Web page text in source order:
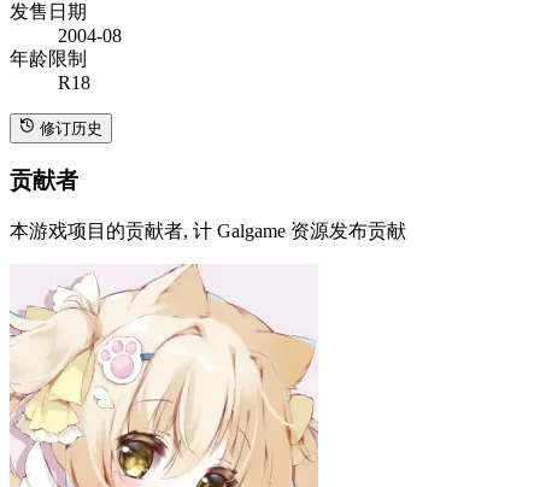
发售日期
2004-08
年龄限制
R18
修订历史
贡献者
本游戏项目的贡献者, 计 Galgame 资源发布贡献